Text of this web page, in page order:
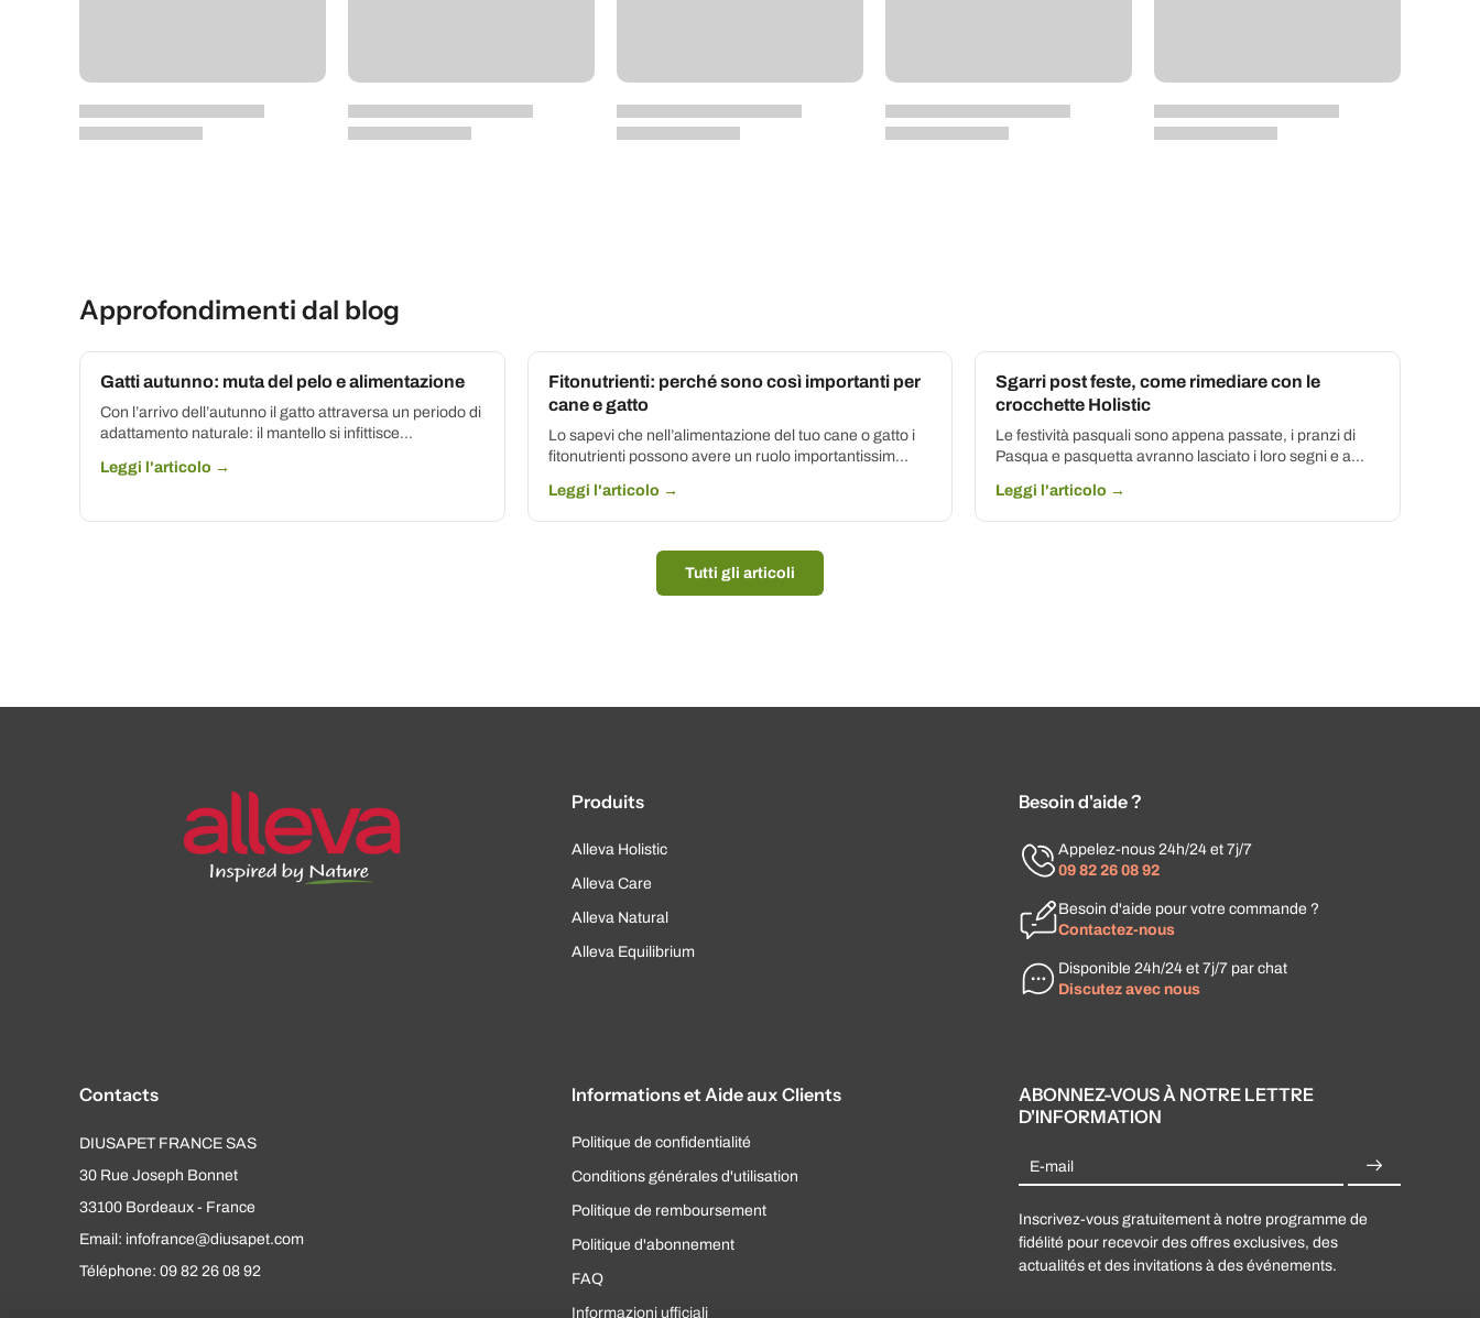
Approfondimenti dal blog
Gatti autunno: muta del pelo e alimentazione
Con l’arrivo dell’autunno il gatto attraversa un periodo di
adattamento naturale: il mantello si infittisce...
Leggi l'articolo →
Fitonutrienti: perché sono così importanti per
cane e gatto
Lo sapevi che nell’alimentazione del tuo cane o gatto i
fitonutrienti possono avere un ruolo importantissim...
Leggi l'articolo →
Sgarri post feste, come rimediare con le
crocchette Holistic
Le festività pasquali sono appena passate, i pranzi di
Pasqua e pasquetta avranno lasciato i loro segni e a...
Leggi l'articolo →
Tutti gli articoli
Produits
Alleva Holistic
Alleva Care
Alleva Natural
Alleva Equilibrium
Besoin d'aide ?
Appelez-nous 24h/24 et 7j/7
09 82 26 08 92
Besoin d'aide pour votre commande ?
Contactez-nous
Disponible 24h/24 et 7j/7 par chat
Discutez avec nous
Contacts
DIUSAPET FRANCE SAS
30 Rue Joseph Bonnet
33100 Bordeaux - France
Email: infofrance@diusapet.com
Téléphone: 09 82 26 08 92
Informations et Aide aux Clients
Politique de confidentialité
Conditions générales d'utilisation
Politique de remboursement
Politique d'abonnement
FAQ
Informazioni ufficiali
ABONNEZ-VOUS À NOTRE LETTRE
D'INFORMATION
E-mail
Inscrivez-vous gratuitement à notre programme de
fidélité pour recevoir des offres exclusives, des
actualités et des invitations à des événements.